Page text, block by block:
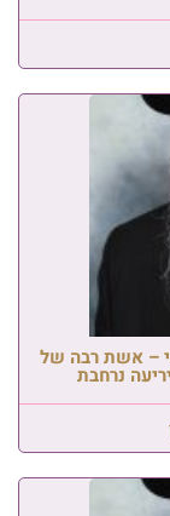
– אשת רבה של
נרחבת